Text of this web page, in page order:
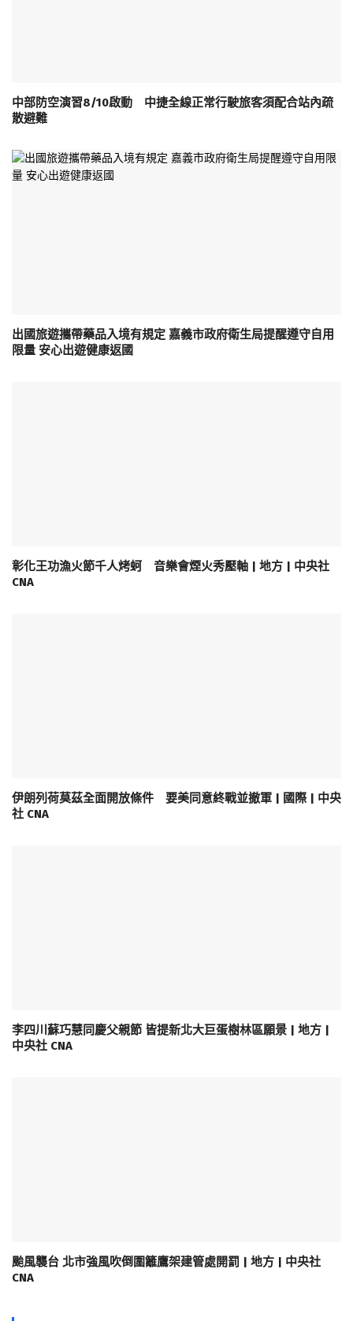
中部防空演習8/10啟動 中捷全線正常行駛旅客須配合站內疏
散避難
出國旅遊攜帶藥品入境有規定 嘉義市政府衛生局提醒遵守自用
限量 安心出遊健康返國
彰化王功漁火節千人烤蚵 音樂會煙火秀壓軸 | 地方 | 中央社
CNA
伊朗列荷莫茲全面開放條件 要美同意終戰並撤軍 | 國際 | 中央
社 CNA
李四川蘇巧慧同慶父親節 皆提新北大巨蛋樹林區願景 | 地方 |
中央社 CNA
颱風襲台 北市強風吹倒圍籬鷹架建管處開罰 | 地方 | 中央社
CNA